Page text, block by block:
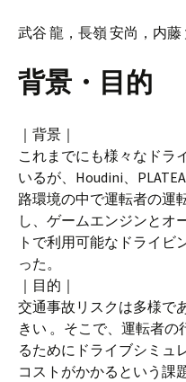
武谷 龍，長嶺 安尚，内藤
背景・目的
｜背景｜
これまでにも様々なドラ
いるが、Houdini、
路環境の中で運転者の運
し、ゲームエンジンとオ
トで利用可能なドライビ
った。
｜目的｜
交通事故リスクは多様で
きい 。そこで、運転者
るためにドライブシミュ
コストがかかるという課